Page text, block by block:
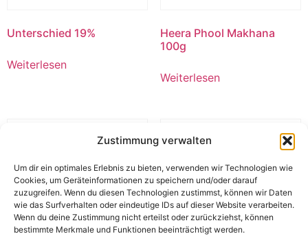
Zustimmung verwalten
Um dir ein optimales Erlebnis zu bieten, verwenden wir Technologien wie
Cookies, um Geräteinformationen zu speichern und/oder darauf
zuzugreifen. Wenn du diesen Technologien zustimmst, können wir Daten
wie das Surfverhalten oder eindeutige IDs auf dieser Website verarbeiten.
Wenn du deine Zustimmung nicht erteilst oder zurückziehst, können
bestimmte Merkmale und Funktionen beeinträchtigt werden.
Unterschied 19%
Weiterlesen
Heera Phool Makhana
100g
Weiterlesen